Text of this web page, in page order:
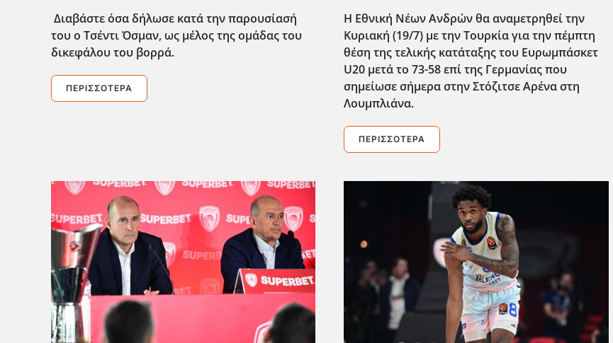
Διαβάστε όσα δήλωσε κατά την παρουσίασή
του ο Τσέντι Όσμαν, ως μέλος της ομάδας του
δικεφάλου του βορρά.
ΠΕΡΙΣΣΌΤΕΡΑ
Η Εθνική Νέων Ανδρών θα αναμετρηθεί την
Κυριακή (19/7) με την Τουρκία για την πέμπτη
θέση της τελικής κατάταξης του Ευρωμπάσκετ
U20 μετά το 73-58 επί της Γερμανίας που
σημείωσε σήμερα στην Στόζιτσε Αρένα στη
Λουμπλιάνα.
ΠΕΡΙΣΣΌΤΕΡΑ